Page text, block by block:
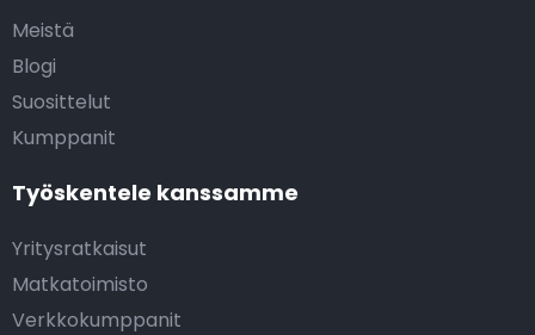
Meistä
Blogi
Suosittelut
Kumppanit
Työskentele kanssamme
Yritysratkaisut
Matkatoimisto
Verkkokumppanit